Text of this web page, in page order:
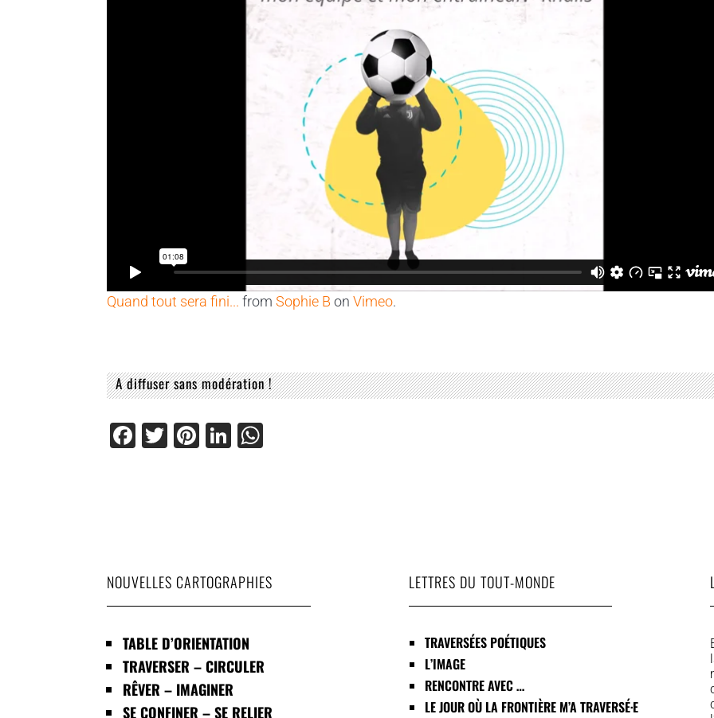
Quand tout sera fini... fromSophie B onVimeo.
A diffuser sans modération !
Facebook
TwitterPinterest
LinkedIn
NOUVELLES CARTOGRAPHIES
TABLE D’ORIENTATION
TRAVERSER – CIRCULER
RÊVER – IMAGINER
SE CONFINER – SE RELIER
LETTRES DU TOUT-MONDE
TRAVERSÉES POÉTIQUES
L’IMAGE
RENCONTRE AVEC …
LE JOUR OÙ LA FRONTIÈRE M’A TRAVERSÉ·E